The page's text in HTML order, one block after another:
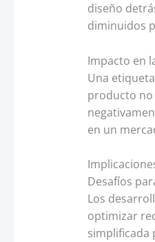
diseño
diminuidos
Impacto en
Una
producto no
en un
Desafíos
Los
optimizar
simplificada